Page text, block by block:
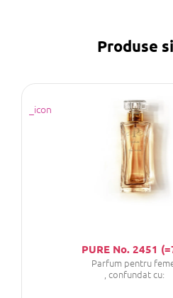
Produse
PURE No. 2451
Parfum pentru
, confundat cu: